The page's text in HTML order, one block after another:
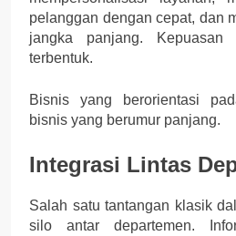
pelanggan dengan cepat, dan
jangka panjang. Kepuasan
terbentuk.
Bisnis yang berorientasi
bisnis yang berumur panjang.
Integrasi Lintas
Salah satu tantangan klasik
silo antar departemen.